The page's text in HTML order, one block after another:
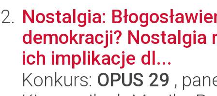
Nostalgia:
demokracji? Nostalgia
ich implikacje dl...
Konkurs: OPUS 29 ,